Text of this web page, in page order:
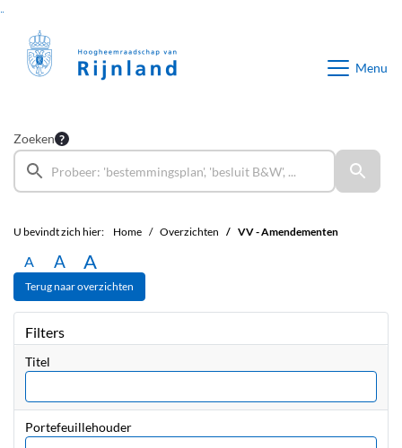
Menu
Zoeken
U bevindt zich hier: Home Overzichten VV - Amendementen
A A A
Terug naar overzichten
Filters
Titel
Portefeuillehouder